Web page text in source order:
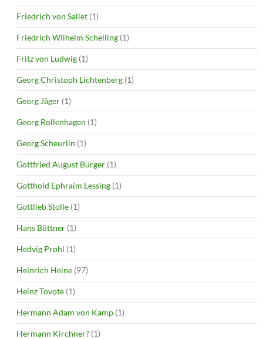
Friedrich von Sallet (1)
Friedrich Wilhelm Schelling (1)
Fritz von Ludwig (1)
Georg Christoph Lichtenberg (1)
Georg Jäger (1)
Georg Rollenhagen (1)
Georg Scheurlin (1)
Gottfried August Bürger (1)
Gotthold Ephraim Lessing (1)
Gottlieb Stolle (1)
Hans Büttner (1)
Hedvig Prohl (1)
Heinrich Heine (97)
Heinz Tovote (1)
Hermann Adam von Kamp (1)
Hermann Kirchner? (1)